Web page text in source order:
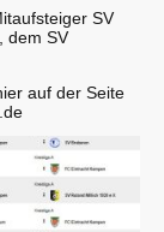
SV
dem SV
auf der Seite